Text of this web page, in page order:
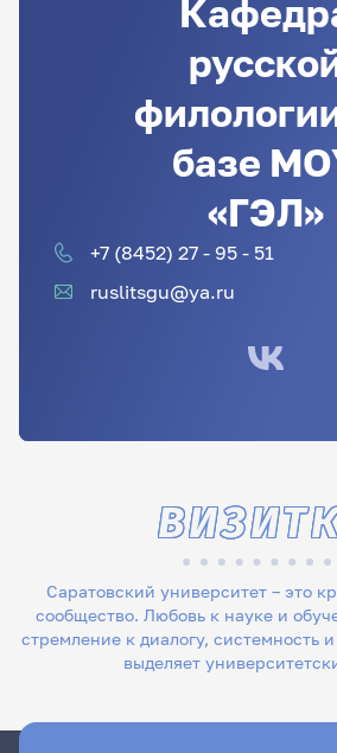
базе
«ГЭЛ»
+7 (8452) 27 - 95 - 51
ruslitsgu@ya.ru
Саратовский университет – это
сообщество. Любовь к науке и
стремление к диалогу, системность
выделяет